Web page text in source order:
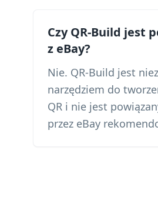
Czy QR-Build jest
z eBay?
Nie. QR-Build jest
narzędziem do
QR i nie jest
przez eBay